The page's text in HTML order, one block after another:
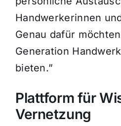
Handwerkerinnen
Genau dafür
Generation
bieten.”
Plattform für
Vernetzung